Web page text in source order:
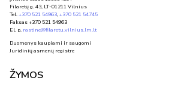
Filaretų g. 43, LT-01211 Vilnius
Tel.+370 521 54963,+370 521 54745
Faksas +370 521 54963
El. p. rastine@filaretu.vilnius.lm.lt
Duomenys kaupiami ir saugomi
Juridinių asmenų registre
ŽYMOS